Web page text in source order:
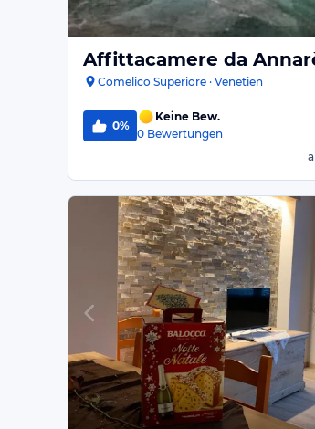
Affittacamere da
Comelico Superiore · Venetien
0%
Keine Bew.
0 Bewertungen